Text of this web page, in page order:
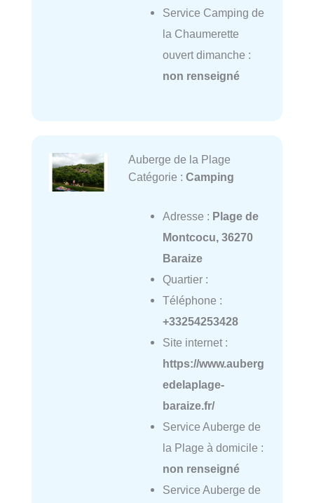
Service Camping de
la Chaumerette
ouvert dimanche :
non renseigné
Auberge de la Plage
Catégorie : Camping
Adresse : Plage de
Montcocu, 36270
Baraize
Quartier :
Téléphone :
+33254253428
Site internet :
https://www.auberg
edelaplage-
baraize.fr/
Service Auberge de
la Plage à domicile :
non renseigné
Service Auberge de